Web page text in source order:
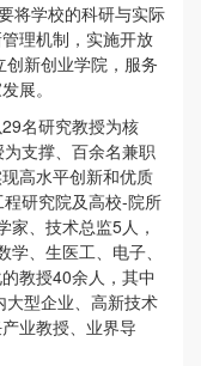
将学校的科研与实际
理机制，实施开放
新创业学院，服务
展。
名研究教授为核
支撑、百余名兼职
高水平创新和优质
研究院及高校-院所
家、技术总监5人，
、生医工、电子、
教授40余人，其中
型企业、高新技术
业教授、业界导